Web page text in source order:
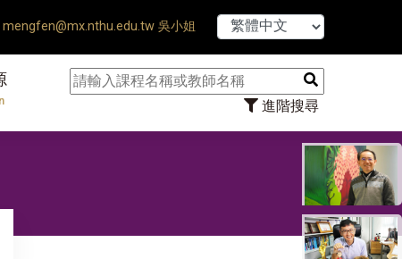
mengfen@mx.nthu.edu.tw 吳小姐
進階搜尋
【7/31】